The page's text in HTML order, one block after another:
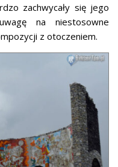
zachwycały się jego
na niestosowne
z otoczeniem.